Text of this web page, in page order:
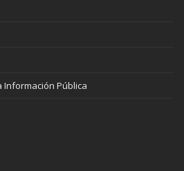
Información Pública